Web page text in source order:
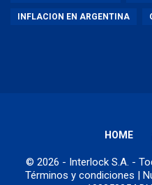
INFLACION EN ARGENTINA
HOME
© 2026 - Interlock S.A. -
Términos y condiciones |